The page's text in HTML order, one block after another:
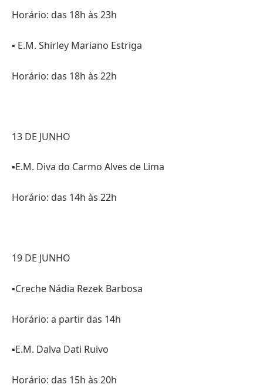
Horário: das 18h às 23h
▪️ E.M. Shirley Mariano Estriga
Horário: das 18h às 22h
13 DE JUNHO
▪️E.M. Diva do Carmo Alves de Lima
Horário: das 14h às 22h
19 DE JUNHO
▪️Creche Nádia Rezek Barbosa
Horário: a partir das 14h
▪️E.M. Dalva Dati Ruivo
Horário: das 15h às 20h